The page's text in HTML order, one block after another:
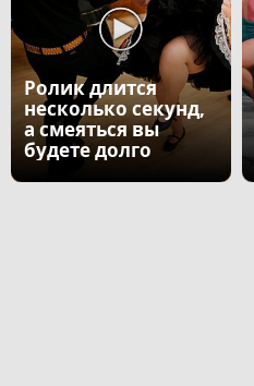
Ролик длится
несколько секунд,
а смеяться вы
будете долго